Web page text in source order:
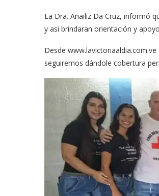
La Dra. Anailiz Da Cruz, informó
y asi brindaran orientación y
Desde
seguiremos dándole cobertura